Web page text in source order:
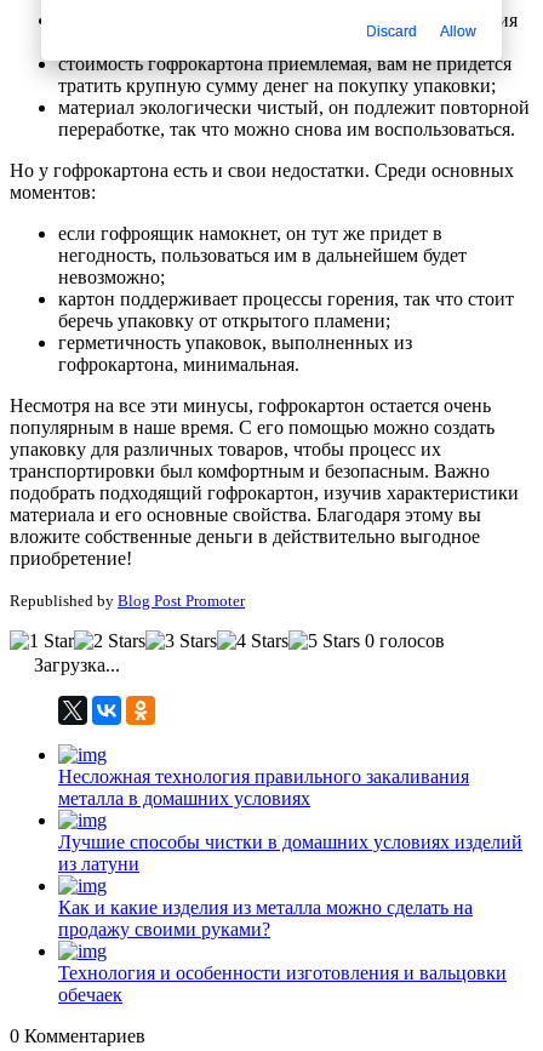
коробки из картона не боятся длительного воздействия
стоимость гофрокартона приемлемая, вам не придется
тратить крупную сумму денег на покупку упаковки;
материал экологически чистый, он подлежит повторной
переработке, так что можно снова им воспользоваться.
Но у гофрокартона есть и свои недостатки. Среди основных
моментов:
если гофроящик намокнет, он тут же придет в
негодность, пользоваться им в дальнейшем будет
невозможно;
картон поддерживает процессы горения, так что стоит
беречь упаковку от открытого пламени;
герметичность упаковок, выполненных из
гофрокартона, минимальная.
Несмотря на все эти минусы, гофрокартон остается очень
популярным в наше время. С его помощью можно создать
упаковку для различных товаров, чтобы процесс их
транспортировки был комфортным и безопасным. Важно
подобрать подходящий гофрокартон, изучив характеристики
материала и его основные свойства. Благодаря этому вы
вложите собственные деньги в действительно выгодное
приобретение!
Republished by Blog Post Promoter
0 голосов
Загрузка...
Несложная технология правильного закаливания
металла в домашних условиях
Лучшие способы чистки в домашних условиях изделий
из латуни
Как и какие изделия из металла можно сделать на
продажу своими руками?
Технология и особенности изготовления и вальцовки
обечаек
0 Комментариев
Discard Allow